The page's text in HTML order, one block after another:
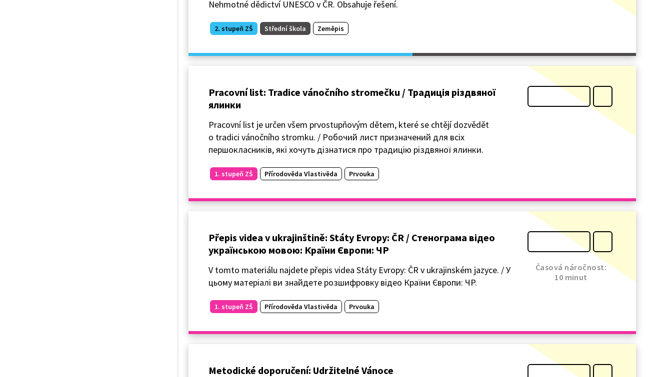
Nehmotné dědictví UNESCO v ČR. Obsahuje řešení.
2. stupeň ZŠ Střední škola Zeměpis
Pracovní list: Tradice vánočního stromečku / Традиція різдвяної
ялинки
Pracovní list je určen všem prvostupňovým dětem, které se chtějí dozvědět
o tradici vánočního stromku. / Робочий лист призначений для всіх
першокласників, які хочуть дізнатися про традицію різдвяної ялинки.
1. stupeň ZŠ Přírodověda Vlastivěda Prvouka
Přepis videa v ukrajinštině: Státy Evropy: ČR / Стенограма відео
українською мовою: Країни Європи: ЧР
V tomto materiálu najdete přepis videa Státy Evropy: ČR v ukrajinském jazyce. / У
цьому матеріалі ви знайдете розшифровку відео Країни Європи: ЧР.
1. stupeň ZŠ Přírodověda Vlastivěda Prvouka
Časová náročnost:
10 minut
Metodické doporučení: Udržitelné Vánoce